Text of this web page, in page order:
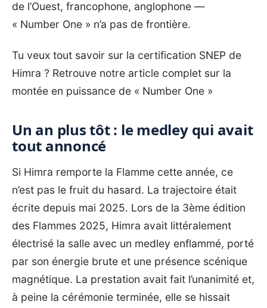
de l’Ouest, francophone, anglophone —
« Number One » n’a pas de frontière.
Tu veux tout savoir sur la certification SNEP de
Himra ? Retrouve notre article complet sur la
montée en puissance de « Number One »
Un an plus tôt : le medley qui avait
tout annoncé
Si Himra remporte la Flamme cette année, ce
n’est pas le fruit du hasard. La trajectoire était
écrite depuis mai 2025. Lors de la 3ème édition
des Flammes 2025, Himra avait littéralement
électrisé la salle avec un medley enflammé, porté
par son énergie brute et une présence scénique
magnétique. La prestation avait fait l’unanimité et,
à peine la cérémonie terminée, elle se hissait